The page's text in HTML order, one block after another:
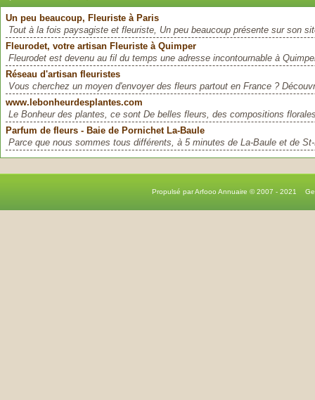
Un peu beaucoup, Fleuriste à Paris
Tout à la fois paysagiste et fleuriste, Un peu beaucoup présente sur son
Fleurodet, votre artisan Fleuriste à Quimper
Fleurodet est devenu au fil du temps une adresse incontournable à
Réseau d'artisan fleuristes
Vous cherchez un moyen d'envoyer des fleurs partout en France ?
www.lebonheurdesplantes.com
Le Bonheur des plantes, ce sont De belles fleurs, des compositions
Parfum de fleurs - Baie de Pornichet La-Baule
Parce que nous sommes tous différents, à 5 minutes de La-Baule et de
Propulsé par Arfooo Annuaire © 2007 - 2021